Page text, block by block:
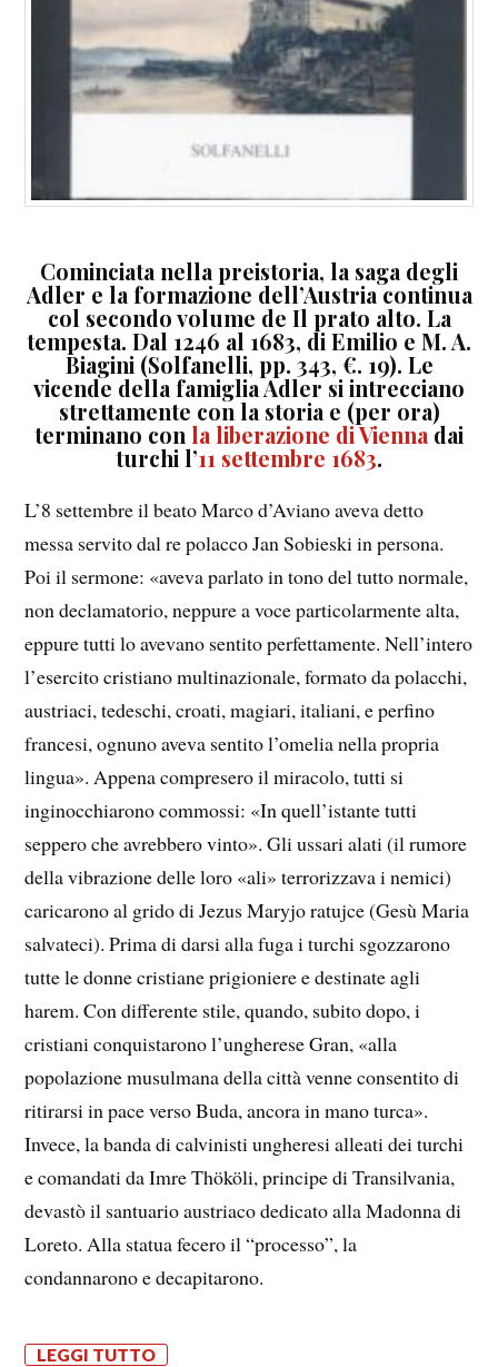
Cominciata nella preistoria, la saga degli
Adler e la formazione dell’Austria continua
col secondo volume de Il prato alto. La
tempesta. Dal 1246 al 1683, di Emilio e M. A.
Biagini (Solfanelli, pp. 343, €. 19). Le
vicende della famiglia Adler si intrecciano
strettamente con la storia e (per ora)
terminano con la liberazione di Viennadai
turchi l’11 settembre 1683.
L’8 settembre il beato Marco d’Aviano aveva detto
messa servito dal re polacco Jan Sobieski in persona.
Poi il sermone: «aveva parlato in tono del tutto normale,
non declamatorio, neppure a voce particolarmente alta,
eppure tutti lo avevano sentito perfettamente. Nell’intero
l’esercito cristiano multinazionale, formato da polacchi,
austriaci, tedeschi, croati, magiari, italiani, e perfino
francesi, ognuno aveva sentito l’omelia nella propria
lingua». Appena compresero il miracolo, tutti si
inginocchiarono commossi: «In quell’istante tutti
seppero che avrebbero vinto». Gli ussari alati (il rumore
della vibrazione delle loro «ali» terrorizzava i nemici)
caricarono al grido di Jezus Maryjo ratujce (Gesù Maria
salvateci). Prima di darsi alla fuga i turchi sgozzarono
tutte le donne cristiane prigioniere e destinate agli
harem. Con differente stile, quando, subito dopo, i
cristiani conquistarono l’ungherese Gran, «alla
popolazione musulmana della città venne consentito di
ritirarsi in pace verso Buda, ancora in mano turca».
Invece, la banda di calvinisti ungheresi alleati dei turchi
e comandati da Imre Thököli, principe di Transilvania,
devastò il santuario austriaco dedicato alla Madonna di
Loreto. Alla statua fecero il “processo”, la
condannarono e decapitarono.
LEGGI TUTTO